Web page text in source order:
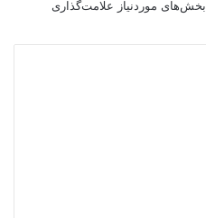
بخش‌های موردنیاز علامت‌گذاری